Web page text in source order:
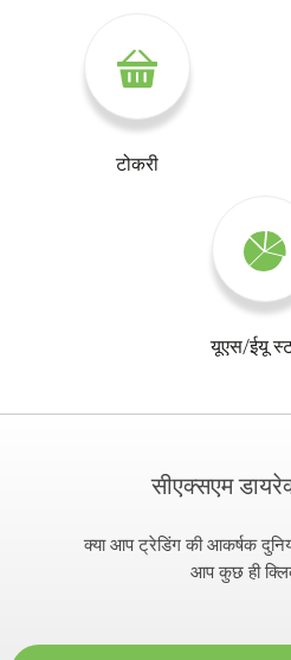
टोकरी
यूएस/ईयू
सीएक्सएम
क्या आप ट्रेडिंग की आकर्षक
आप कुछ ही